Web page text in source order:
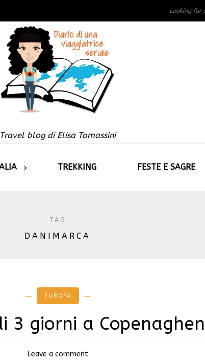
Travel blog di Elisa Tomassini
TREKKING FESTE E SAGRE
TAG
DANIMARCA
EUROPA
3 giorni a Copenaghen
Leave a comment